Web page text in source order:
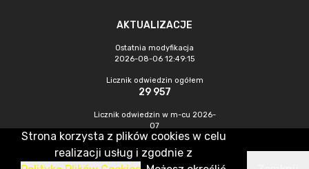
AKTUALIZACJE
Ostatnia modyfikacja
2026-08-06 12:49:15
Licznik odwiedzin ogółem
29 957
Licznik odwiedzin w m-cu 2026-
07
447
Strona korzysta z plików cookies w celu
realizacji usług i zgodnie z